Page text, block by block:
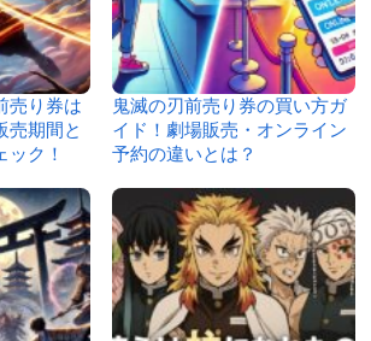
売り券は
売期間と
ック！
鬼滅の刃前売り券の買い方ガ
イド！劇場販売・オンライン
予約の違いとは？